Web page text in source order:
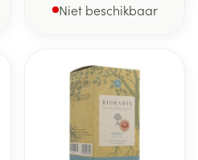
Niet beschikbaar